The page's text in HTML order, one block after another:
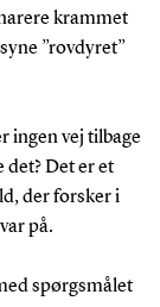
krammet
”rovdyret”
ingen vej tilbage
det? Det er et
der forsker i
på.
spørgsmålet